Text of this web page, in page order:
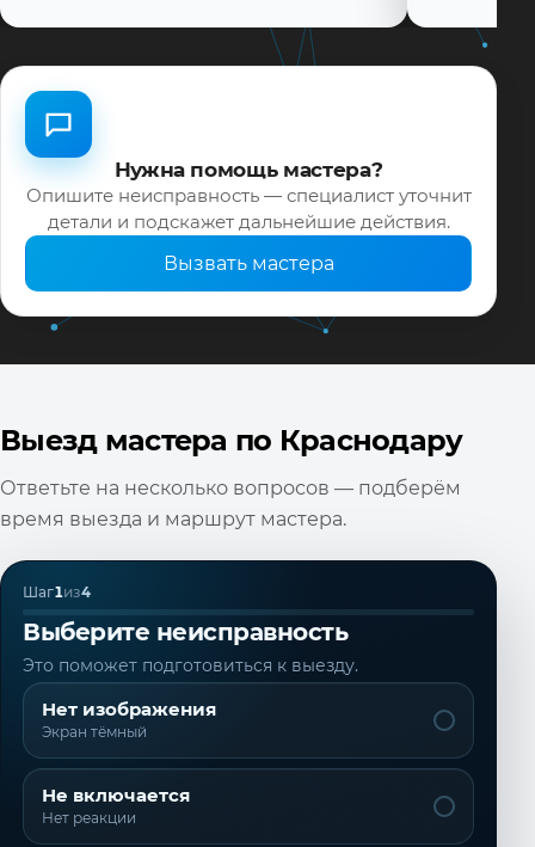
Нужна помощь мастера?
Опишите неисправность — специалист уточнит
детали и подскажет дальнейшие действия.
Вызвать мастера
Выезд мастера по Краснодару
Ответьте на несколько вопросов — подберём
время выезда и маршрут мастера.
Шаг1из4
Выберите неисправность
Это поможет подготовиться к выезду.
Нет изображения
Экран тёмный
Не включается
Нет реакции